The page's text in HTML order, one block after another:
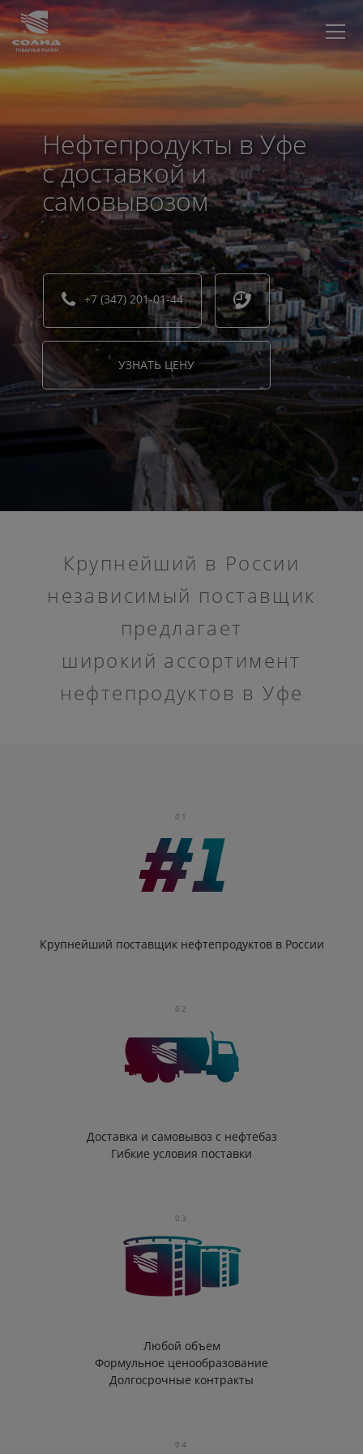
Нефтепродукты в Уфе
с доставкой и
самовывозом
+7 (347) 201-01-44
УЗНАТЬ ЦЕНУ
Крупнейший в России
независимый поставщик
предлагает
широкий ассортимент
нефтепродуктов в Уфе
01
Крупнейший поставщик нефтепродуктов в России
02
Доставка и самовывоз с нефтебаз
Гибкие условия поставки
03
Любой объем
Формульное ценообразование
Долгосрочные контракты
04